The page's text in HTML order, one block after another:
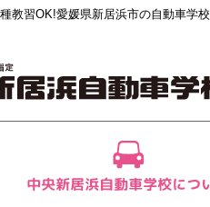
教習OK!愛媛県新居浜市の自動車学校